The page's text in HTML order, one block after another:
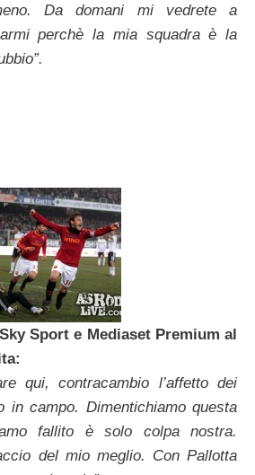
Da domani mi vedrete a
perchè la mia squadra è la
Sport e Mediaset Premium al
qui, contracambio l’affetto dei
in campo. Dimentichiamo questa
fallito è solo colpa nostra.
del mio meglio. Con Pallotta